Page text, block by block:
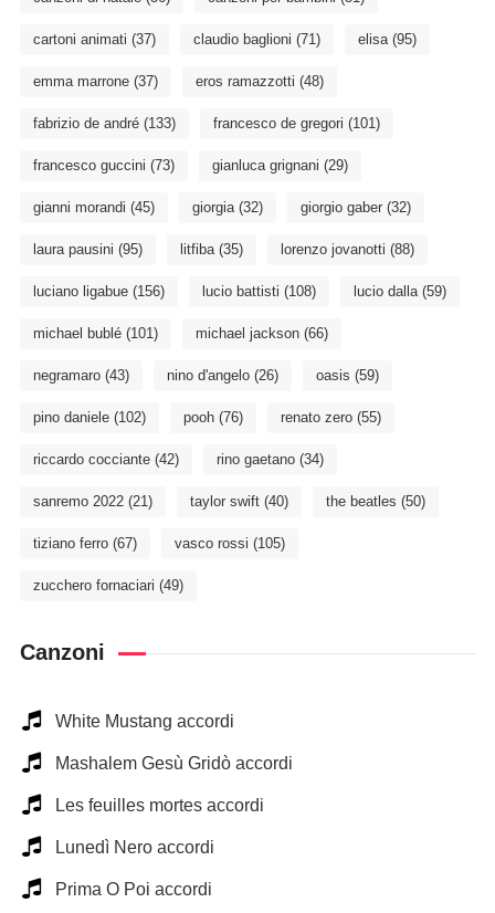
cartoni animati (37) claudio baglioni (71) elisa(95)
emma marrone(37) eros ramazzotti (48)
fabrizio de andré(133) francesco de gregori (101)
francesco guccini (73) gianluca grignani (29)
gianni morandi (45) giorgia(32) giorgio gaber(32)
laura pausini (95) litfiba(35) lorenzo jovanotti (88)
luciano ligabue(156) lucio battisti (108) lucio dalla(59)
michael bublé(101) michael jackson(66)
negramaro(43) nino d'angelo(26) oasis (59)
pino daniele(102) pooh(76) renato zero(55)
riccardo cocciante(42) rino gaetano(34)
sanremo 2022(21) taylor swift(40) the beatles (50)
tiziano ferro(67) vasco rossi (105)
zucchero fornaciari (49)
Canzoni
White Mustang accordi
Mashalem Gesù Gridò accordi
Les feuilles mortes accordi
Lunedì Nero accordi
Prima O Poi accordi